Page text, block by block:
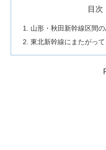
目次
山形・秋田新幹線区間
東北新幹線にまたがっ